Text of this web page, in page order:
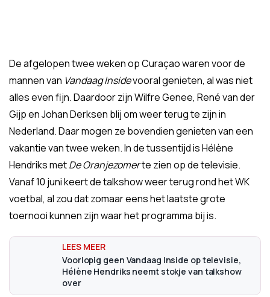
De afgelopen twee weken op Curaçao waren voor de
mannen van Vandaag Insidevooral genieten, al was niet
alles even fijn. Daardoor zijn Wilfre Genee, René van der
Gijp en Johan Derksen blij om weer terug te zijn in
Nederland. Daar mogen ze bovendien genieten van een
vakantie van twee weken. In de tussentijd is Hélène
Hendriks metDe Oranjezomerte zien op de televisie.
Vanaf 10 juni keert de talkshow weer terug rond het WK
voetbal, al zou dat zomaar eens het laatste grote
toernooi kunnen zijn waar het programma bij is.
Voorlopig geen Vandaag Inside op televisie,
Hélène Hendriks neemt stokje van talkshow
over